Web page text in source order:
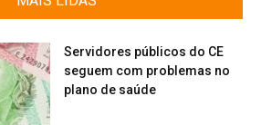
Servidores públicos do CE
seguem com problemas no
plano de saúde